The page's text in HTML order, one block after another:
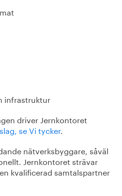
infrastruktur
driver Jernkontoret
se Vi tycker.
nätverksbyggare, såväl
Jernkontoret strävar
kvalificerad samtalspartner